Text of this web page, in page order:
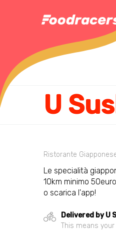
U
Ristorante
Le specialità
10km minimo
o scarica l'app!
Delivered by U
This means